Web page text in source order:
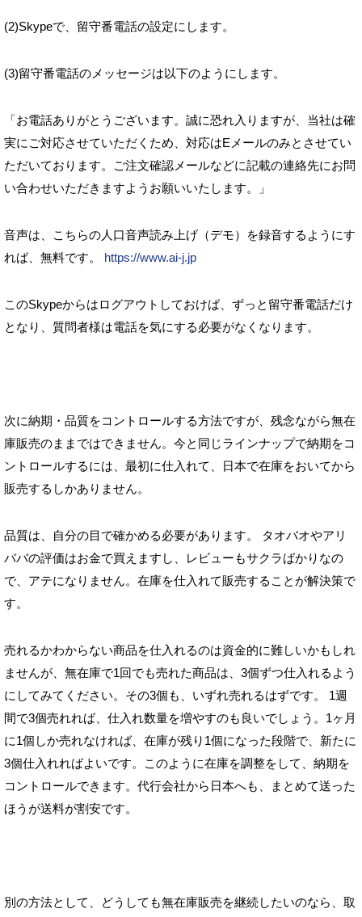
(2)Skypeで、留守番電話の設定にします。
(3)留守番電話のメッセージは以下のようにします。
「お電話ありがとうございます。誠に恐れ入りますが、当社は確
実にご対応させていただくため、対応はEメールのみとさせてい
ただいております。ご注文確認メールなどに記載の連絡先にお問
い合わせいただきますようお願いいたします。」
音声は、こちらの人口音声読み上げ（デモ）を録音するようにす
れば、無料です。 https://www.ai-j.jp
このSkypeからはログアウトしておけば、ずっと留守番電話だけ
となり、質問者様は電話を気にする必要がなくなります。
次に納期・品質をコントロールする方法ですが、残念ながら無在
庫販売のままではできません。今と同じラインナップで納期をコ
ントロールするには、最初に仕入れて、日本で在庫をおいてから
販売するしかありません。
品質は、自分の目で確かめる必要があります。 タオバオやアリ
ババの評価はお金で買えますし、レビューもサクラばかりなの
で、アテになりません。在庫を仕入れて販売することが解決策で
す。
売れるかわからない商品を仕入れるのは資金的に難しいかもしれ
ませんが、無在庫で1回でも売れた商品は、3個ずつ仕入れるよう
にしてみてください。その3個も、いずれ売れるはずです。 1週
間で3個売れれば、仕入れ数量を増やすのも良いでしょう。1ヶ月
に1個しか売れなければ、在庫が残り1個になった段階で、新たに
3個仕入れればよいです。このように在庫を調整をして、納期を
コントロールできます。代行会社から日本へも、まとめて送った
ほうが送料が割安です。
別の方法として、どうしても無在庫販売を継続したいのなら、取